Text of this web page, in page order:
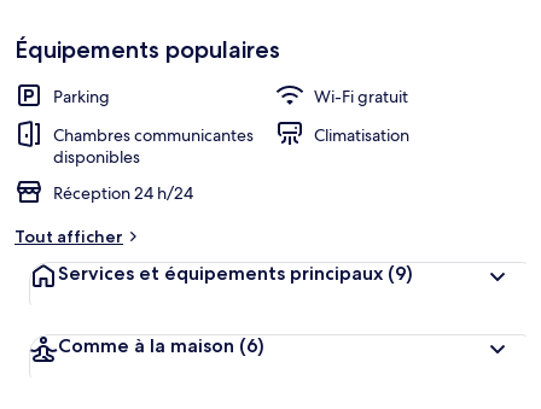
Équipements populaires
Parking
Wi-Fi gratuit
Chambres communicantes
disponibles
Climatisation
Réception 24 h/24
Tout afficher
Services et équipements principaux (9)
Comme à la maison (6)